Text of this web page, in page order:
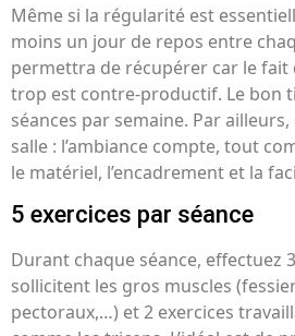
Même si la régularité est
moins un jour de repos entre
permettra de récupérer car le
trop est contre-productif. Le bon
séances par semaine. Par
salle : l’ambiance compte, tout
le matériel, l’encadrement et la
5 exercices par séance
Durant chaque séance, effectuez
sollicitent les gros muscles
pectoraux,…) et 2 exercices